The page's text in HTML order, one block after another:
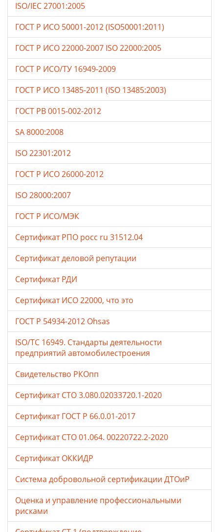
ISO/IEC 27001:2005
ГОСТ Р ИСО 50001-2012 (ISO50001:2011)
ГОСТ Р ИСО 22000-2007 ISO 22000:2005
ГОСТ Р ИСО/ТУ 16949-2009
ГОСТ Р ИСО 13485-2011 (ISO 13485:2003)
ГОСТ РВ 0015-002-2012
SA 8000:2008
ISO 22301:2012
ГОСТ Р ИСО 26000-2012
ISO 28000:2007
ГОСТ Р ИСО/МЭК
Сертификат РПО росс ru 31512.04
Сертификат деловой репутации
Сертификат РДИ
Сертификат ИСО 22000, что это
ГОСТ Р 54934-2012 Ohsas
ISO/TC 16949. Стандарты деятельности
предприятий автомобилестроения
Свидетельство РКОпп
Сертификат СТО 3.080.02033720.1-2020
Сертификат ГОСТ Р 66.0.01-2017
Сертификат СТО 01.064. 00220722.2-2020
Сертификат ОККИДР
Система добровольной сертификации ДТОиР
Оценка и управление профессиональными
рисками